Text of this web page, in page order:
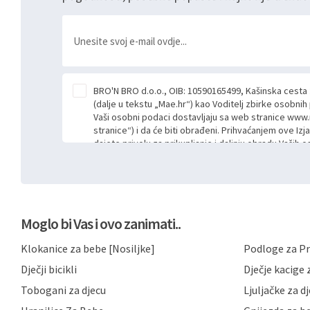
BRO'N BRO d.o.o., OIB: 10590165499, Kašinska
(dalje u tekstu „Mae.hr“) kao Voditelj zbirke
Vaši osobni podaci dostavljaju sa web stranice
stranice“) i da će biti obrađeni. Prihvaćanjem ove
dajete privolu za prikupljanje i daljnju obradu Vaših
Mae.hr putem ovih web stranica u svrhu odgovora i
poslan kroz kontakt obrazac. Radi se o
niste dužni prihvatiti odnosno niste dužni unositi
možete pročitati ovdje, sukladno Politici privatnosti
primjenu odgovarajućih tehničkih i sigurnosnih
privatnost svojih korisnika i posjetitelja web
podataka te omogućava pristup i priopćavanje
Moglo bi Vas i ovo zanimati..
Klokanice za bebe [Nosiljke] Podloge za
Dječji bicikli
Dječje kacige
Tobogani za djecu
Ljuljačke za